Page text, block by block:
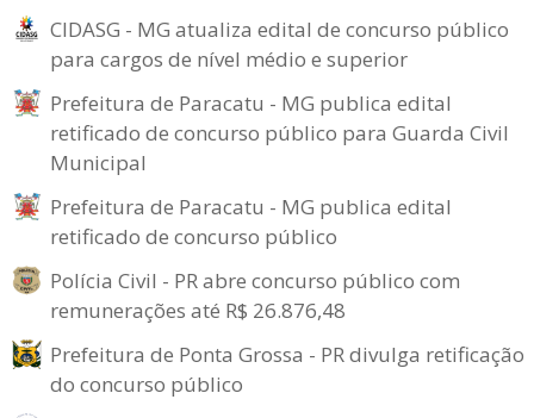
CIDASG - MG atualiza edital de concurso público
para cargos de nível médio e superior
Prefeitura de Paracatu - MG publica edital
retificado de concurso público para Guarda Civil
Municipal
Prefeitura de Paracatu - MG publica edital
retificado de concurso público
Polícia Civil - PR abre concurso público com
remunerações até R$ 26.876,48
Prefeitura de Ponta Grossa - PR divulga retificação
do concurso público